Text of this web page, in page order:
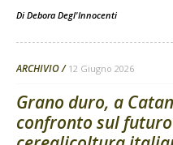
Di Debora Degl'Innocenti
ARCHIVIO 12 Giugno 2026
Grano duro, a
confronto sul